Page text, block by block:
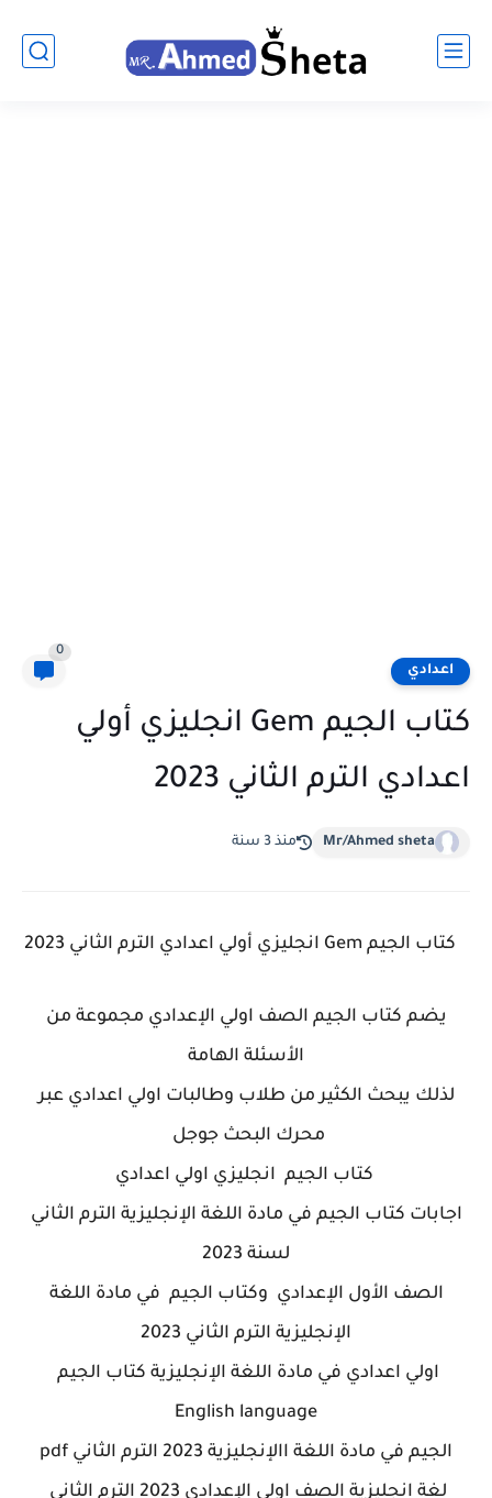
اعدادي
0
كتاب الجيم Gem انجليزي أولي
اعدادي الترم الثاني 2023
Mr/Ahmed sheta منذ 3 سنة
كتاب الجيم Gem انجليزي أولي اعدادي الترم الثاني 2023
يضم كتاب الجيم الصف اولي الإعدادي مجموعة من
الأسئلة الهامة
لذلك يبحث الكثير من طلاب وطالبات اولي اعدادي عبر
محرك البحث جوجل
كتاب الجيم انجليزي اولي اعدادي
اجابات كتاب الجيم في مادة اللغة الإنجليزية الترم الثاني
لسنة 2023
الصف الأول الإعدادي وكتاب الجيم في مادة اللغة
الإنجليزية الترم الثاني 2023
اولي اعدادي في مادة اللغة الإنجليزية كتاب الجيم
English language
الجيم في مادة اللغة االإنجليزية 2023 الترم الثاني pdf
لغة انجليزية الصف اولي الإعدادي 2023 الترم الثاني